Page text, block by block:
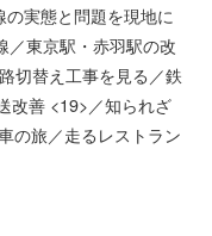
実態と問題を現地に
東京駅・赤羽駅の改
切替え工事を見る／鉄
善 <19>／知られざ
の旅／走るレストラン